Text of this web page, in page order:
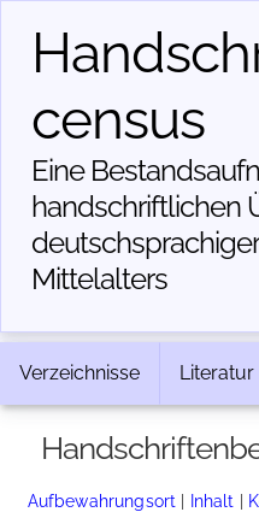
census
Eine
handschriftlichen
Mittelalters
Verzeichnisse Literatur
Aufbewahrungsort | Inhalt |